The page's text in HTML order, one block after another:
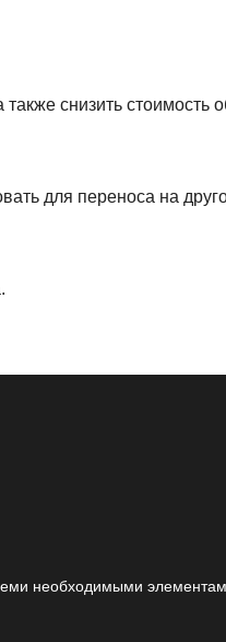
снизить стоимость
для переноса на
необходимыми